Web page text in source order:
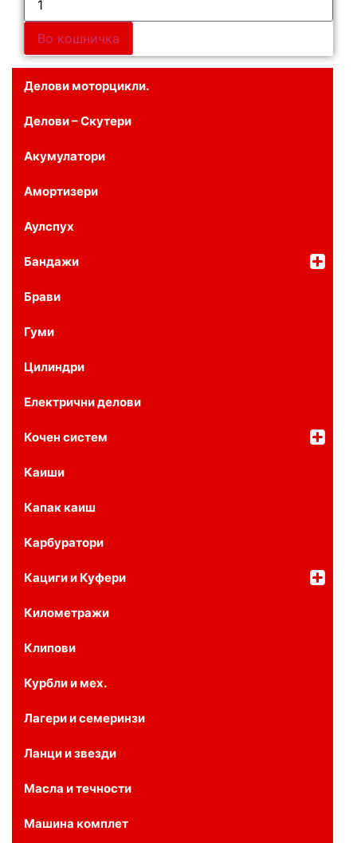
Делови моторцикли.
Делови – Скутери
Акумулатори
Амортизери
Аулспух
Бандажи
Брави
Гуми
Цилиндри
Електрични делови
Кочен систем
Каиши
Капак каиш
Карбуратори
Кациги и Куфери
Километражи
Клипови
Курбли и мех.
Лагери и семеринзи
Ланци и звезди
Масла и течности
Машина комплет
Во кошничка